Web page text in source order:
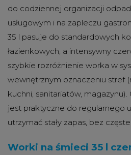
do codziennej organizacji
usługowym i na zapleczu
35 l pasuje do standardowych
łazienkowych, a intensywny
szybkie rozróżnienie worka w
wewnętrznym oznaczeniu stref
kuchni, sanitariatów,
jest praktyczne do regularnego
utrzymać stały zapas, bez
Worki na śmieci 35 l